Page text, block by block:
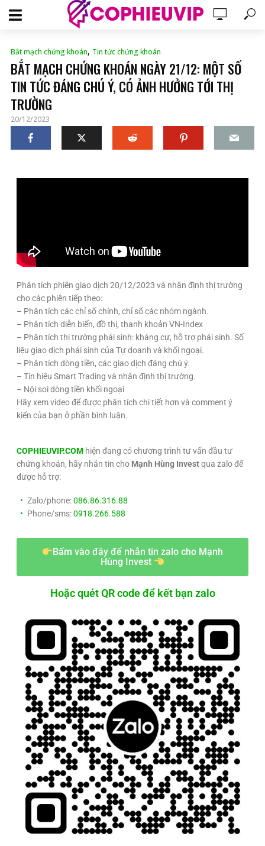
Bắt mạch chứng khoán, Tin tức chứng khoán
BẮT MẠCH CHỨNG KHOÁN NGÀY 21/12: MỘT SỐ
TIN TỨC ĐÁNG CHÚ Ý, CÓ ẢNH HƯỞNG TỚI THỊ
TRƯỜNG
20/12/2023
Phân tích phiên giao dịch 20/12/2023 và nhận định thị trường
cho các phiên tiếp theo:
– Phân tích các chỉ số chính, chỉ số các nhóm ngành.
– Phân tích diễn biến, đồ thị, thanh khoản VN-Index
– Phân tích thị trường phái sinh: kháng cự, hỗ trợ phái sinh. Số
liệu giao dịch phái sinh của Tự doanh và khối ngoại.
– Phân tích dòng tiền, các giao dịch đáng chú ý.
– Tín hiệu Smart Trading và nhận định thị trường.
– Nội soi dòng tiền khối ngoại
Hãy xem video để được phân tích chi tiết hơn và comment ý
kiến của bạn ở phần bình luận.
COPHIEUVIP.COM hiện đang có chương trình tư vấn đầu tư
chứng khoán, hãy nhắn tin cho Mạnh Hùng Investqua zalo để
được hỗ trợ:
Zalo/phone:086.86.316.88
Phone/sms:0918.266.588
Bấm vào đây để nhắn tin zalo cho Mạnh
Hùng Invest
Hoặc quét QR code để kết bạn zalo